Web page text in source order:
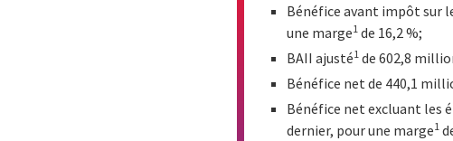
Bénéfice avant impôt sur
une marge1 de 16,2 %;
BAII ajusté1 de 602,8
Bénéfice net de 440,1
Bénéfice net excluant les
dernier, pour une marge1